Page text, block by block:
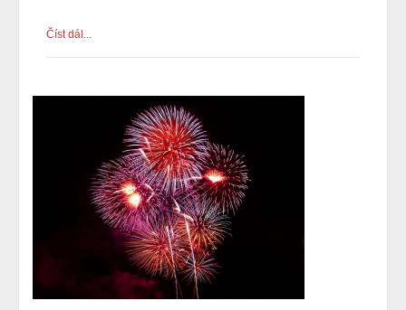
Číst dál...